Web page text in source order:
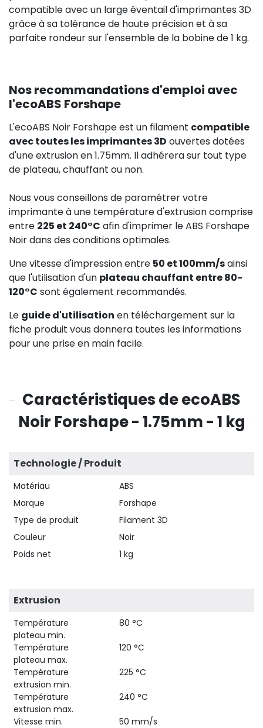
compatible avec un large éventail d'imprimantes 3D
grâce à sa tolérance de haute précision et à sa
parfaite rondeur sur l'ensemble de la bobine de 1 kg.
Nos recommandations d'emploi avec
l'ecoABS Forshape
L'ecoABS Noir Forshape est un filament compatible
avec toutes les imprimantes 3D ouvertes dotées
d'une extrusion en 1.75mm. Il adhérera sur tout type
de plateau, chauffant ou non.
Nous vous conseillons de paramétrer votre
imprimante à une température d'extrusion comprise
entre 225 et 240°C afin d'imprimer le ABS Forshape
Noir dans des conditions optimales.
Une vitesse d'impression entre 50 et 100mm/sainsi
que l'utilisation d'un plateau chauffant entre 80-
120°C sont également recommandés.
Le guide d'utilisation en téléchargement sur la
fiche produit vous donnera toutes les informations
pour une prise en main facile.
Caractéristiques de ecoABS
Noir Forshape - 1.75mm - 1 kg
Technologie / Produit
Matériau
ABS
Marque
Forshape
Type de produit
Filament 3D
Couleur
Noir
Poids net
1 kg
Extrusion
Température
plateau min.
80 °C
Température
plateau max.
120 °C
Température
extrusion min.
225 °C
Température
extrusion max.
240 °C
Vitesse min.
50 mm/s